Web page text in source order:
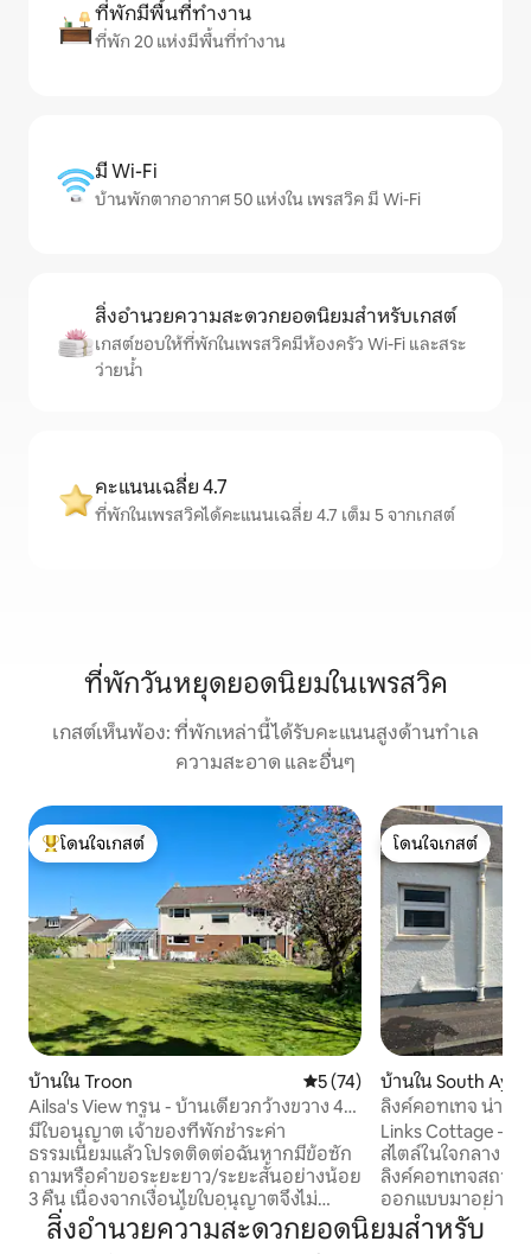
ที่พักมีพื้นที่ทำงาน
ที่พัก 20 แห่งมีพื้นที่ทำงาน
มี Wi-Fi
บ้านพักตากอากาศ 50 แห่งใน เพรสวิค มี Wi-Fi
สิ่งอำนวยความสะดวกยอดนิยมสำหรับเกสต์
เกสต์ชอบให้ที่พักในเพรสวิคมีห้องครัว Wi-Fi และสระ
ว่ายน้ำ
คะแนนเฉลี่ย 4.7
ที่พักในเพรสวิคได้คะแนนเฉลี่ย 4.7 เต็ม 5 จากเกสต์
ที่พักวันหยุดยอดนิยมในเพรสวิค
เกสต์เห็นพ้อง: ที่พักเหล่านี้ได้รับคะแนนสูงด้านทำเล
ความสะอาด และอื่นๆ
โดนใจเกสต์ที่สุด
โดนใจเกสต์
บ้านใน Troon คะแนนเฉลี่ย 5 จาก 5, 74 รีวิว
5 (74)
Ailsa's View ทรูน - บ้านเดี่ยวกว้างขวาง 4
ห้องนอน
มีใบอนุญาต เจ้าของที่พักชำระค่า
ธรรมเนียมแล้ว โปรดติดต่อฉันหากมีข้อซัก
ถามหรือคำขอระยะยาว/ระยะสั้นอย่างน้อย
3 คืน เนื่องจากเงื่อนไขใบอนุญาตจึงไม่
อนุญาตให้จัดงานเลี้ยง เพื่อนบ้านและเสียง
รบกวนเป็นเรื่องสำคัญที่สุดสำหรับฉัน
โดนใจเกสต์
โดนใจเกสต์
บ้านใน South
ลิงค์คอทเทจ น่าอ
Links Cottage –
สไตล์ในใจกลาง Prestwick
ลิงค์คอทเทจสถา
ออกแบบมาอย่างส
การพักผ่อนที่มีสไ
ชายหาดเพียงไม่กี่
สิ่งอำนวยความสะดวกยอดนิยมสำหรับ